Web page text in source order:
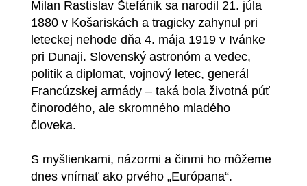
Milan Rastislav Štefánik sa narodil 21. júla
1880 v Košariskách a tragicky zahynul pri
leteckej nehode dňa 4. mája 1919 v Ivánke
pri Dunaji. Slovenský astronóm a vedec,
politik a diplomat, vojnový letec, generál
Francúzskej armády – taká bola životná púť
činorodého, ale skromného mladého
človeka.
S myšlienkami, názormi a činmi ho môžeme
dnes vnímať ako prvého „Európana“.